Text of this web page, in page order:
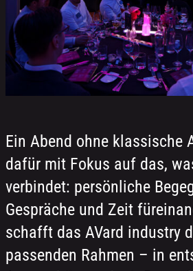
Ein Abend ohne klassische
dafür mit Fokus auf das,
verbindet: persönliche
Gespräche und Zeit
schafft das AVard industry
passenden Rahmen – in